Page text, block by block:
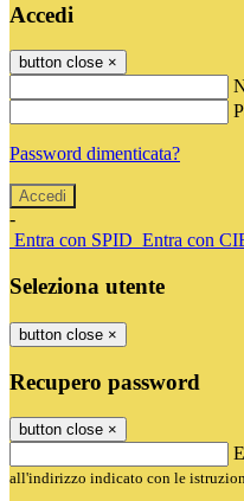
Accedi
button close ×
Password dimenticata?
-
Entra con SPID Entra con
Seleziona utente
button close ×
Recupero password
button close ×
all'indirizzo indicato con le